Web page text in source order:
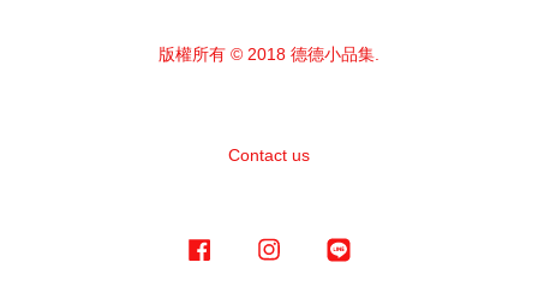
版權所有 © 2018 德德小品集.
Contact us
Facebook Instagram